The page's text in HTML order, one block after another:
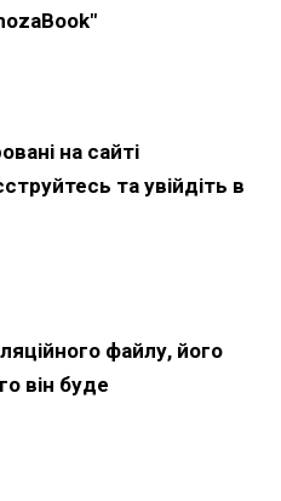
на сайті
та увійдіть в
файлу, його
він буде